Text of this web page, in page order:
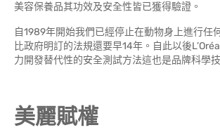
美容保養品其功效及安全性皆已獲得驗證。
自1989年開始我們已經停止在動物身上進行任
比政府明訂的法規還要早14年。自此以後
力開發替代性的安全測試方法這也是品牌科學
美麗賦權